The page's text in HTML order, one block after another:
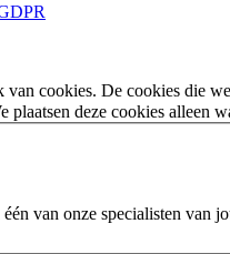
van cookies. De cookies die
deze cookies alleen
van onze specialisten van